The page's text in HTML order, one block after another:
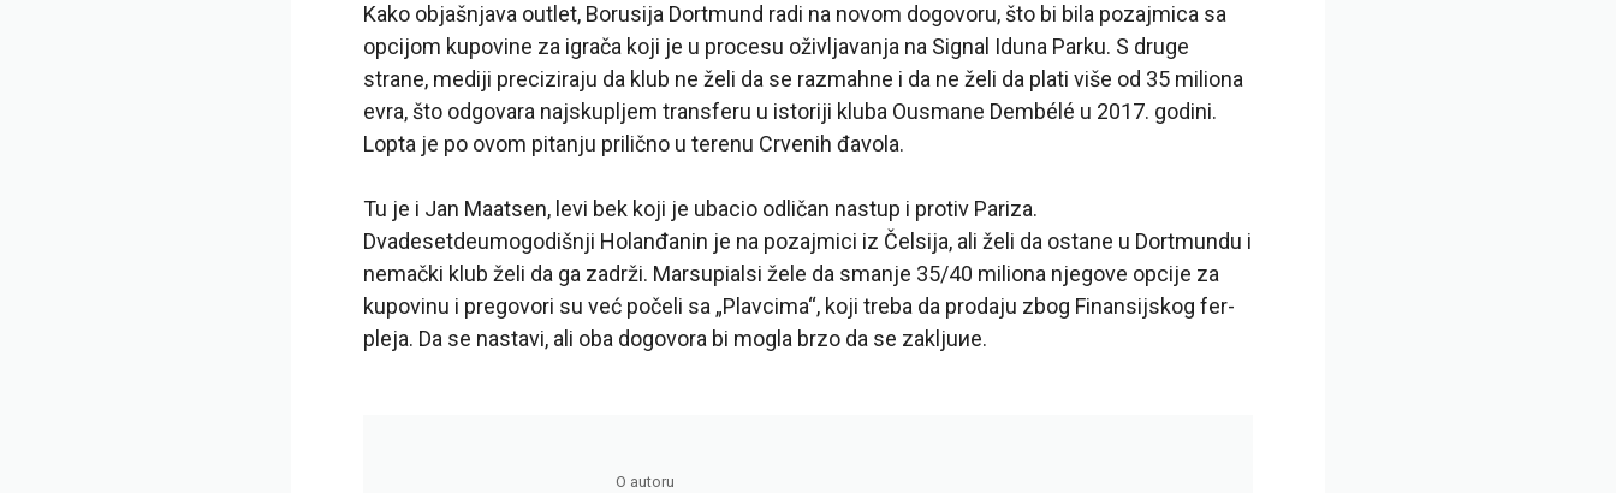
Kako objašnjava outlet, Borusija Dortmund radi na novom dogovoru, što bi bila pozajmica sa
opcijom kupovine za igrača koji je u procesu oživljavanja na Signal Iduna Parku. S druge
strane, mediji preciziraju da klub ne želi da se razmahne i da ne želi da plati više od 35 miliona
evra, što odgovara najskupljem transferu u istoriji kluba Ousmane Dembélé u 2017. godini.
Lopta je po ovom pitanju prilično u terenu Crvenih đavola.
Tu je i Jan Maatsen, levi bek koji je ubacio odličan nastup i protiv Pariza.
Dvadesetdeumogodišnji Holanđanin je na pozajmici iz Čelsija, ali želi da ostane u Dortmundu i
nemački klub želi da ga zadrži. Marsupialsi žele da smanje 35/40 miliona njegove opcije za
kupovinu i pregovori su već počeli sa „Plavcima“, koji treba da prodaju zbog Finansijskog fer-
pleja. Da se nastavi, ali oba dogovora bi mogla brzo da se zakljuиe.
O autoru